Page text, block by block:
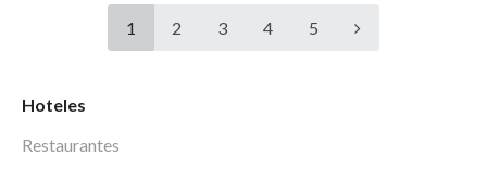
1 2 3 4 5
Hoteles
Restaurantes